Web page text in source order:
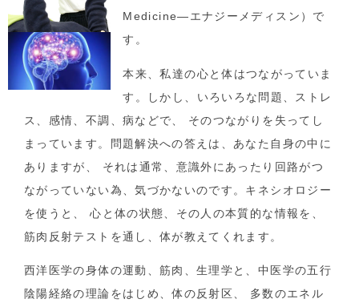
Medicine―エナジーメディスン）で
す。
本来、私達の心と体はつながっていま
す。しかし、いろいろな問題、ストレ
ス、感情、不調、病などで、 そのつながりを失ってし
まっています。問題解決への答えは、あなた自身の中に
ありますが、 それは通常、意識外にあったり回路がつ
ながっていない為、気づかないのです。キネシオロジー
を使うと、 心と体の状態、その人の本質的な情報を、
筋肉反射テストを通し、体が教えてくれます。
西洋医学の身体の運動、筋肉、生理学と、中医学の五行
陰陽経絡の理論をはじめ、体の反射区、 多数のエネル